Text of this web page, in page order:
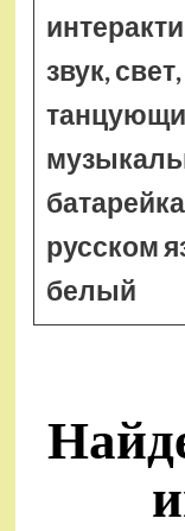
звук, свет,
русском
белый